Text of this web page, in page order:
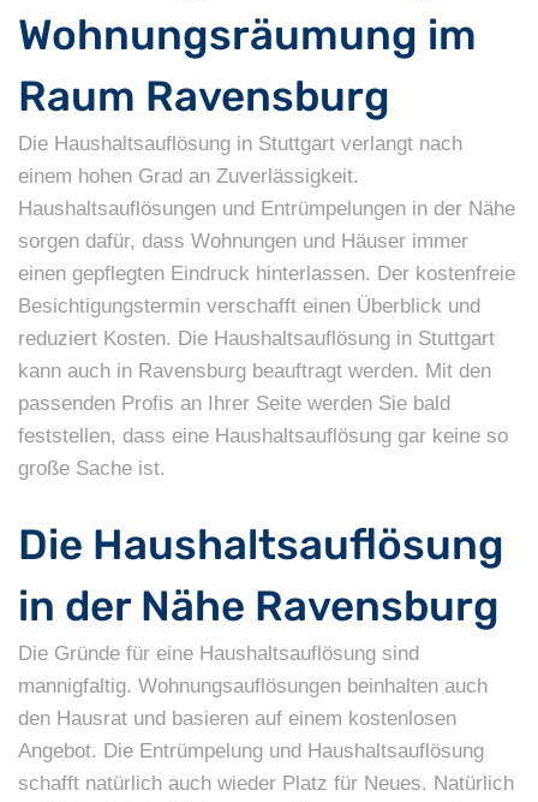
Wohnungsräumung im
Raum Ravensburg
Die Haushaltsauflösung in Stuttgart verlangt nach
einem hohen Grad an Zuverlässigkeit.
Haushaltsauflösungen und Entrümpelungen in der Nähe
sorgen dafür, dass Wohnungen und Häuser immer
einen gepflegten Eindruck hinterlassen. Der kostenfreie
Besichtigungstermin verschafft einen Überblick und
reduziert Kosten. Die Haushaltsauflösung in Stuttgart
kann auch in Ravensburg beauftragt werden. Mit den
passenden Profis an Ihrer Seite werden Sie bald
feststellen, dass eine Haushaltsauflösung gar keine so
große Sache ist.
Die Haushaltsauflösung
in der Nähe Ravensburg
Die Gründe für eine Haushaltsauflösung sind
mannigfaltig. Wohnungsauflösungen beinhalten auch
den Hausrat und basieren auf einem kostenlosen
Angebot. Die Entrümpelung und Haushaltsauflösung
schafft natürlich auch wieder Platz für Neues. Natürlich